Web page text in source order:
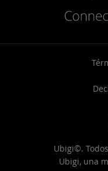
Ubigi©.
Ubigi, una